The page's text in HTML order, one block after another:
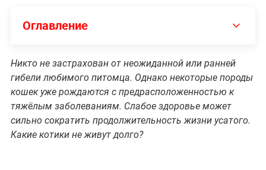
Оглавление
Никто не застрахован от неожиданной или ранней
гибели любимого питомца. Однако некоторые породы
кошек уже рождаются с предрасположенностью к
тяжёлым заболеваниям. Слабое здоровье может
сильно сократить продолжительность жизни усатого.
Какие котики не живут долго?